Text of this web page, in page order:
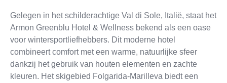
Gelegen in het schilderachtige Val di Sole, Italië, staat het
Armon Greenblu Hotel & Wellness bekend als een oase
voor wintersportliefhebbers. Dit moderne hotel
combineert comfort met een warme, natuurlijke sfeer
dankzij het gebruik van houten elementen en zachte
kleuren. Het skigebied Folgarida-Marilleva biedt een